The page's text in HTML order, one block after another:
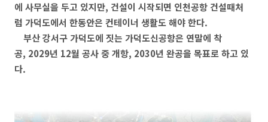
에 사무실을 두고 있지만, 건설이 시작되면 인천공항 건설때처
럼 가덕도에서 한동안은 컨테이너 생활도 해야 한다.
부산 강서구 가덕도에 짓는 가덕도신공항은 연말에 착
공, 2029년 12월 공사 중 개항, 2030년 완공을 목표로 하고 있
다.